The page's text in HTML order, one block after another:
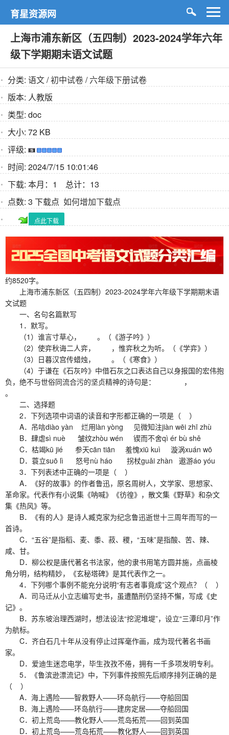
育星资源网
上海市浦东新区（五四制）2023-2024学年六年
级下学期期末语文试题
分类: 语文/初中试卷/六年级下册试卷
版本: 人教版
类型: doc
大小: 72 KB
评级:
时间: 2024/7/15 10:01:46
下载: 本月：1 总计：13
点数: 3 下载点 如何增加下载点
点此下载
约8520字。
上海市浦东新区（五四制）2023-2024学年六年级下学期期末语
文试题
一、名句名篇默写
1．默写。
（1）谁言寸草心， 。（《游子吟》）
（2）使弈秋诲二人弈， ，惟弈秋之为听。（《学弈》）
（3）日暮汉宫传蜡烛， 。（《寒食》）
（4）于谦在《石灰吟》中借石灰之口表达自己以身报国的宏伟抱
负，绝不与世俗同流合污的坚贞精神的诗句是： ，
。
二、选择题
2．下列选项中词语的读音和字形都正确的一项是（ ）
A．吊唁diào yàn 烂用làn yòng 见微知注jiàn wēi zhī zhù
B．肆虐sì nuè 皱纹zhòu wén 锲而不舍qì ér bù shě
C．枯竭kū jié 参天cān tiān 羞愧xiū kuì 漩涡xuán wō
D．蓑立suō lì 怒号nù háo 拐杖guǎi zhàn 遨游áo yóu
3．下列表述中正确的一项是（ ）
A．《好的故事》的作者鲁迅，原名周树人，文学家、思想家、
革命家。代表作有小说集《呐喊》《彷徨》，散文集《野草》和杂文
集《热风》等。
B．《有的人》是诗人臧克家为纪念鲁迅逝世十三周年而写的一
首诗。
C．“五谷”是指稻、麦、黍、菽、稷，“五味”是指酸、苦、辣、
咸、甘。
D．柳公权是唐代著名书法家，他的隶书用笔方圆并施，点画棱
角分明，结构精妙，《玄秘塔碑》是其代表作之一。
4．下列哪个事例不能充分说明“有志者事竟成”这个观点？（ ）
A．司马迁从小立志编写史书，虽遭酷刑仍坚持不懈，写成《史
记》。
B．苏东坡治理西湖时，想法设法“挖泥堆堤”，设立“三潭印月”作
为航标。
C．齐白石几十年从没有停止过挥毫作画，成为现代著名书画
家。
D．爱迪生迷恋电学，毕生孜孜不倦，拥有一千多项发明专利。
5．《鲁滨逊漂流记》中，下列事件按照先后顺序排列正确的是
（ ）
A．海上遇险——智救野人——环岛航行——夺船回国
B．海上遇险——环岛航行——建房定居——夺船回国
C．初上荒岛——教化野人——荒岛拓荒——回到英国
D．初上荒岛——荒岛拓荒——教化野人——回到英国